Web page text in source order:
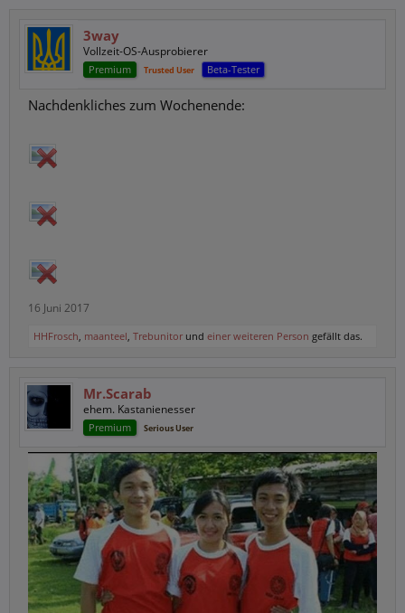
3way
Vollzeit-OS-Ausprobierer
Premium Trusted User Beta-Tester
Nachdenkliches zum Wochenende:
16 Juni 2017
HHFrosch, maanteel, Trebunitor und einer weiteren Person gefällt das.
Mr.Scarab
ehem. Kastanienesser
Premium Serious User